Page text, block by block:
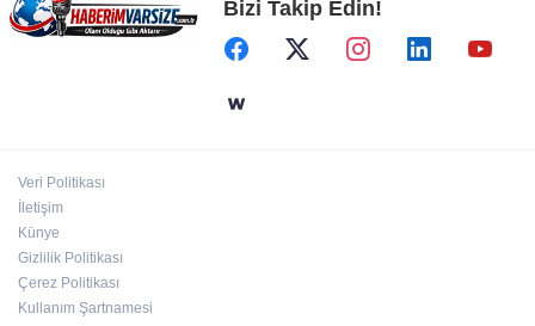
Öğretmenlerin il içi atama sonuçları açıklandı
Metin Sözen Okulu Gaziantep'te kuruldu...
Bizi Takip Edin!
Veri Politikası
İletişim
Künye
Gizlilik Politikası
Çerez Politikası
Kullanım Şartnamesi